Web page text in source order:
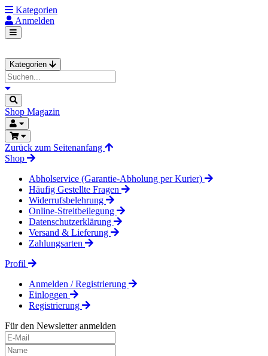
Kategorien
Anmelden
Kategorien
Shop Magazin
Zurück zum Seitenanfang
Shop
Abholservice (Garantie-Abholung per Kurier)
Häufig Gestellte Fragen
Widerrufsbelehrung
Online-Streitbeilegung
Datenschutzerklärung
Versand & Lieferung
Zahlungsarten
Profil
Anmelden / Registrierung
Einloggen
Registrierung
Für den Newsletter anmelden